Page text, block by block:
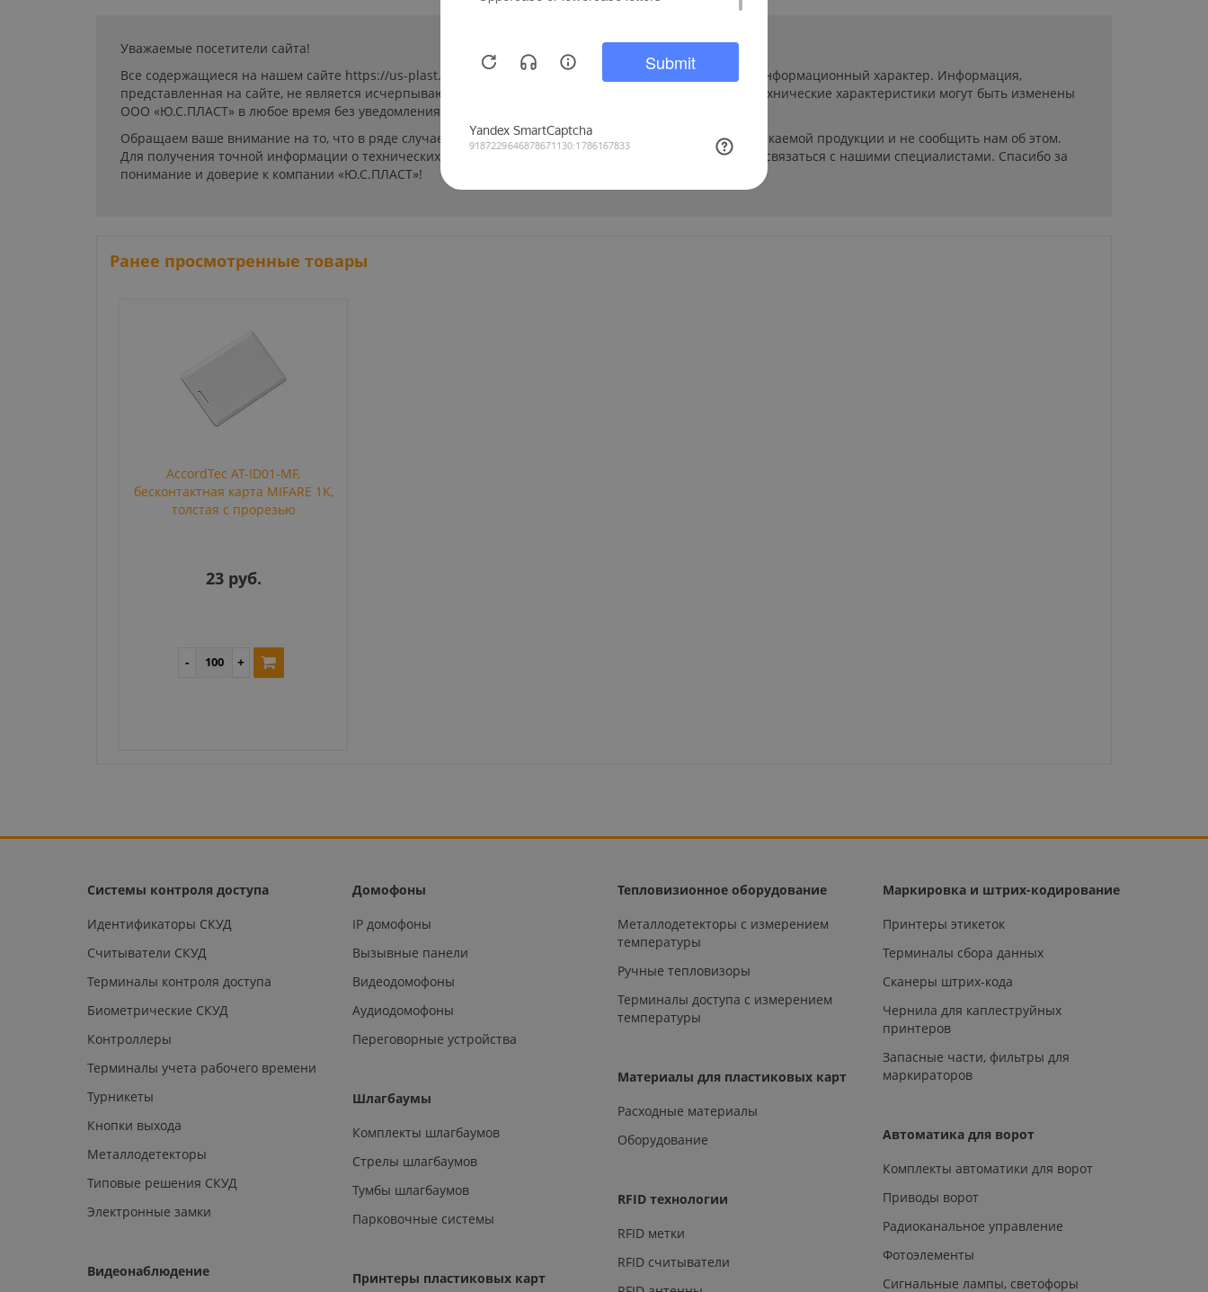
Уважаемые посетители сайта!
Все содержащиеся на нашем сайте https://us-plast.ru/ (далее «сайт») сведения носят исключительно информационный характер. Информация,
представленная на сайте, не является исчерпывающей. Указанные на сайте цены, комплектации и технические характеристики могут быть изменены
ООО «Ю.С.ПЛАСТ» в любое время без уведомления пользователей сайта.
Обращаем ваше внимание на то, что в ряде случаев производители могут изменить параметры выпускаемой продукции и не сообщить нам об этом.
Для получения точной информации о технических характеристиках и стоимости товаров необходимо связаться с нашими специалистами. Спасибо за
понимание и доверие к компании «Ю.С.ПЛАСТ»!
Ранее просмотренные товары
AccordTec AT-ID01-MF,
бесконтактная карта MIFARE 1K,
толстая с прорезью
23 руб.
Системы контроля доступа
Идентификаторы СКУД
Считыватели СКУД
Терминалы контроля доступа
Биометрические СКУД
Контроллеры
Терминалы учета рабочего времени
Турникеты
Кнопки выхода
Металлодетекторы
Типовые решения СКУД
Электронные замки
Видеонаблюдение
Домофоны
IP домофоны
Вызывные панели
Видеодомофоны
Аудиодомофоны
Переговорные устройства
Шлагбаумы
Комплекты шлагбаумов
Стрелы шлагбаумов
Тумбы шлагбаумов
Парковочные системы
Принтеры пластиковых карт
Тепловизионное оборудование
Металлодетекторы с измерением
температуры
Ручные тепловизоры
Терминалы доступа с измерением
температуры
Материалы для пластиковых карт
Расходные материалы
Оборудование
RFID технологии
RFID метки
RFID считыватели
Маркировка и штрих-кодирование
Принтеры этикеток
Терминалы сбора данных
Сканеры штрих-кода
Чернила для каплеструйных
принтеров
Запасные части, фильтры для
маркираторов
Автоматика для ворот
Комплекты автоматики для ворот
Приводы ворот
Радиоканальное управление
Фотоэлементы
Сигнальные лампы, светофоры